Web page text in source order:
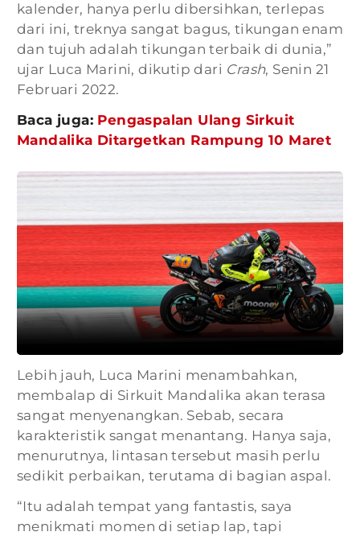
kalender, hanya perlu dibersihkan, terlepas
dari ini, treknya sangat bagus, tikungan enam
dan tujuh adalah tikungan terbaik di dunia,”
ujar Luca Marini, dikutip dari Crash, Senin 21
Februari 2022.
Baca juga: Pengaspalan Ulang Sirkuit
Mandalika Ditargetkan Rampung 10 Maret
Lebih jauh, Luca Marini menambahkan,
membalap di Sirkuit Mandalika akan terasa
sangat menyenangkan. Sebab, secara
karakteristik sangat menantang. Hanya saja,
menurutnya, lintasan tersebut masih perlu
sedikit perbaikan, terutama di bagian aspal.
“Itu adalah tempat yang fantastis, saya
menikmati momen di setiap lap, tapi